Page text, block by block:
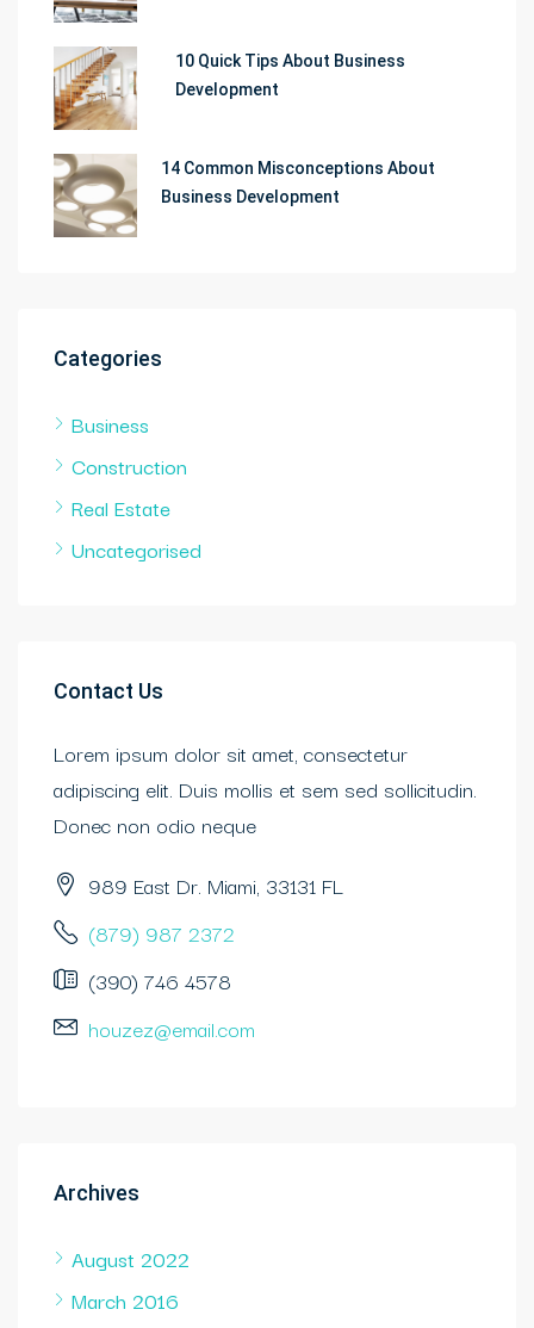
10 Quick Tips About Business
Development
14 Common Misconceptions About
Business Development
Categories
Business
Construction
Real Estate
Uncategorised
Contact Us
Lorem ipsum dolor sit amet, consectetur
adipiscing elit. Duis mollis et sem sed sollicitudin.
Donec non odio neque
989 East Dr. Miami, 33131 FL
(879) 987 2372
(390) 746 4578
houzez@email.com
Archives
August 2022
March 2016